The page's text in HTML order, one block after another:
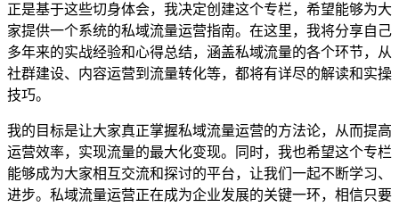
正是基于这些切身体会，我决定创建这个专栏，希望能够为大
家提供一个系统的私域流量运营指南。在这里，我将分享自己
多年来的实战经验和心得总结，涵盖私域流量的各个环节，从
社群建设、内容运营到流量转化等，都将有详尽的解读和实操
技巧。
我的目标是让大家真正掌握私域流量运营的方法论，从而提高
运营效率，实现流量的最大化变现。同时，我也希望这个专栏
能够成为大家相互交流和探讨的平台，让我们一起不断学习、
进步。私域流量运营正在成为企业发展的关键一环，相信只要